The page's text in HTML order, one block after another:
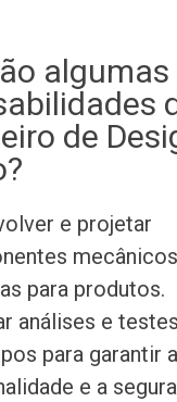
algumas
de
e projetar
para produtos.
análises e
para garantir a
e a